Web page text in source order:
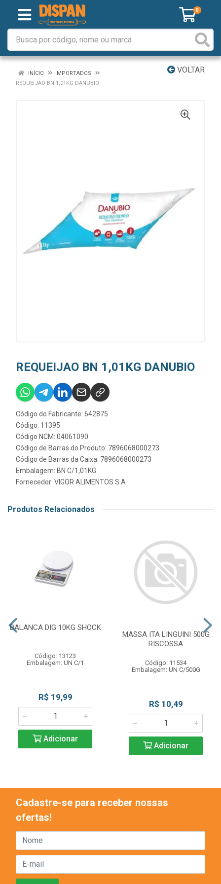
0
VOLTAR
INÍCIO
IMPORTADOS
REQUEIJAO BN 1,01KG DANUBIO
REQUEIJAO BN 1,01KG DANUBIO
Código do Fabricante: 642875
Código: 11395
Código NCM: 04061090
Código de Barras do Produto: 7896068000273
Código de Barras da Caixa: 7896068000273
Embalagem: BN C/1,01KG
Fornecedor: VIGOR ALIMENTOS S A
Produtos Relacionados
BALANCA DIG 10KG SHOCK
Código: 13123
Embalagem: UN C/1
R$ 19,99
Adicionar
MASSA ITA LINGUINI 500G
RISCOSSA
Código: 11534
Embalagem: UN C/500G
R$ 10,49
Adicionar
Cadastre-se para receber nossas
ofertas!